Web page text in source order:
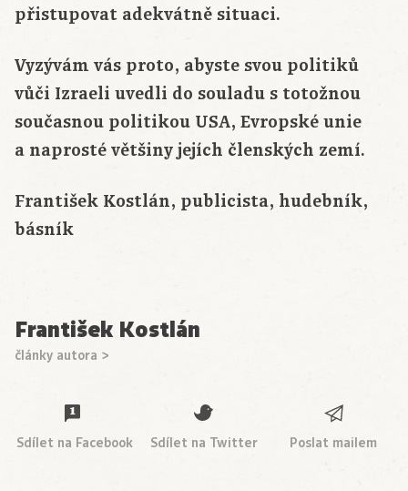
přistupovat adekvátně situaci.
Vyzývám vás proto, abyste svou politiků
vůči Izraeli uvedli do souladu s totožnou
současnou politikou USA, Evropské unie
a naprosté většiny jejích členských zemí.
František Kostlán, publicista, hudebník,
básník
František Kostlán
články autora >
Sdílet na Facebook Sdílet na Twitter Poslat mailem